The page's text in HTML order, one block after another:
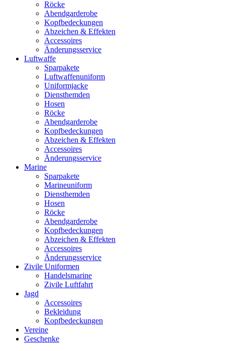
Röcke
Abendgarderobe
Kopfbedeckungen
Abzeichen & Effekten
Accessoires
Änderungsservice
Luftwaffe
Sparpakete
Luftwaffenuniform
Uniformjacke
Diensthemden
Hosen
Röcke
Abendgarderobe
Kopfbedeckungen
Abzeichen & Effekten
Accessoires
Änderungsservice
Marine
Sparpakete
Marineuniform
Diensthemden
Hosen
Röcke
Abendgarderobe
Kopfbedeckungen
Abzeichen & Effekten
Accessoires
Änderungsservice
Zivile Uniformen
Handelsmarine
Zivile Luftfahrt
Jagd
Accessoires
Bekleidung
Kopfbedeckungen
Vereine
Geschenke